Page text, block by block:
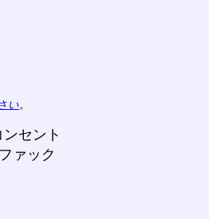
い。
セント
ァック